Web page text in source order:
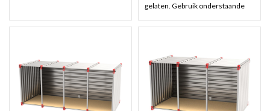
gelaten. Gebruik onderstaande
te plaatsen. Offertes zijn geheel